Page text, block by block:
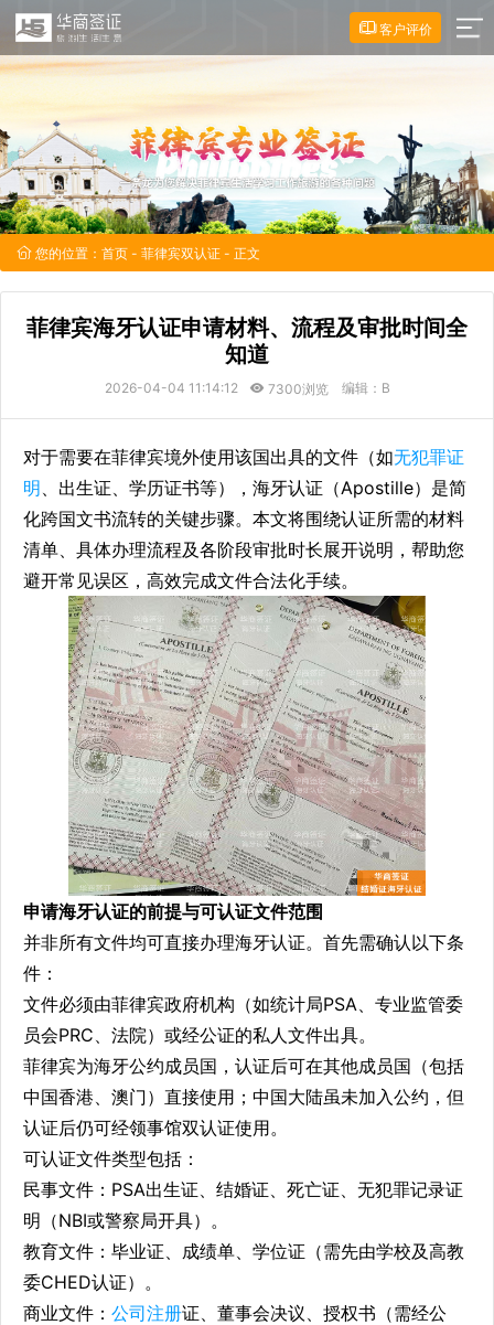
客户评价
您的位置： 首页 - 菲律宾双认证 - 正文
菲律宾海牙认证申请材料、流程及审批时间全
知道
2026-04-04 11:14:12 7300浏览 编辑：B
对于需要在菲律宾境外使用该国出具的文件（如无犯罪证
明、出生证、学历证书等），海牙认证（Apostille）是简
化跨国文书流转的关键步骤。本文将围绕认证所需的材料
清单、具体办理流程及各阶段审批时长展开说明，帮助您
避开常见误区，高效完成文件合法化手续。
申请海牙认证的前提与可认证文件范围
并非所有文件均可直接办理海牙认证。首先需确认以下条
件：
文件必须由菲律宾政府机构（如统计局PSA、专业监管委
员会PRC、法院）或经公证的私人文件出具。
菲律宾为海牙公约成员国，认证后可在其他成员国（包括
中国香港、澳门）直接使用；中国大陆虽未加入公约，但
认证后仍可经领事馆双认证使用。
可认证文件类型包括：
民事文件：PSA出生证、结婚证、死亡证、无犯罪记录证
明（NBI或警察局开具）。
教育文件：毕业证、成绩单、学位证（需先由学校及高教
委CHED认证）。
商业文件： 公司注册证、董事会决议、授权书（需经公